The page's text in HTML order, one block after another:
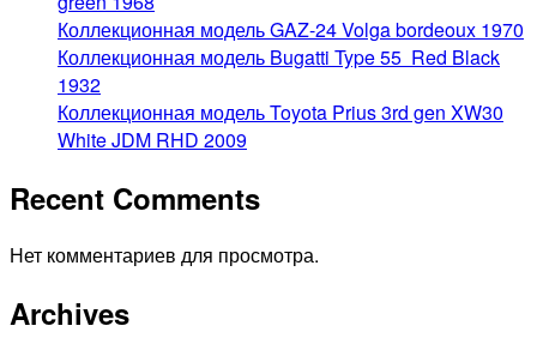
Коллекционная модель GAZ-24 Volga bordeoux 1970
Коллекционная модель Bugatti Type 55 Red Black
1932
Коллекционная модель Toyota Prius 3rd gen XW30
White JDM RHD 2009
Recent Comments
Нет комментариев для просмотра.
Archives